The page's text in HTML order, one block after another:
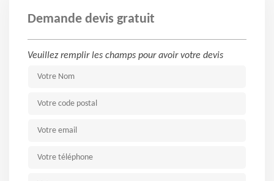
Demande devis gratuit
Veuillez remplir les champs pour avoir votre devis